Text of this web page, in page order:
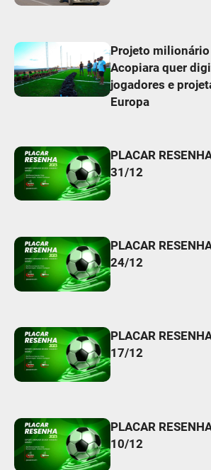
Projeto milionário
Acopiara quer
jogadores e
Europa
PLACAR
31/12
PLACAR
24/12
PLACAR
17/12
PLACAR
10/12